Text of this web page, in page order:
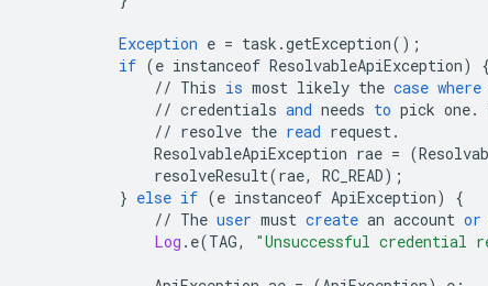
Exception e = task .getException();
if (e instanceof ResolvableApiException)
{
// This is most likely the case where
// credentials and needs to pick one.
// resolve the read request .
ResolvableApiException rae = (
resolveResult(rae, RC_READ);
} else if (e instanceof ApiException)
{
// The user must create an account or
Log . e(TAG, "Unsuccessful credential